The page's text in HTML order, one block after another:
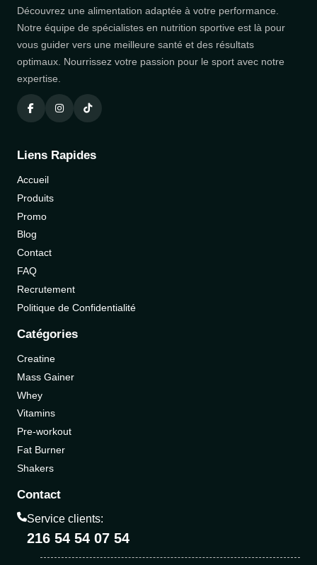
Découvrez une alimentation adaptée à votre performance.
Notre équipe de spécialistes en nutrition sportive est là pour
vous guider vers une meilleure santé et des résultats
optimaux. Nourrissez votre passion pour le sport avec notre
expertise.
Liens Rapides
Accueil
Produits
Promo
Blog
Contact
FAQ
Recrutement
Politique de Confidentialité
Catégories
Creatine
Mass Gainer
Whey
Vitamins
Pre-workout
Fat Burner
Shakers
Contact
Service clients:
216 54 54 07 54